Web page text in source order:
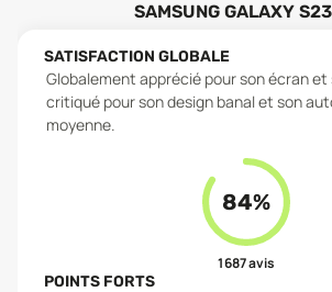
SAMSUNG GALAXY
SATISFACTION GLOBALE
Globalement apprécié pour son écran
critiqué pour son design banal et son
moyenne.
84%
1 687avis
POINTS FORTS